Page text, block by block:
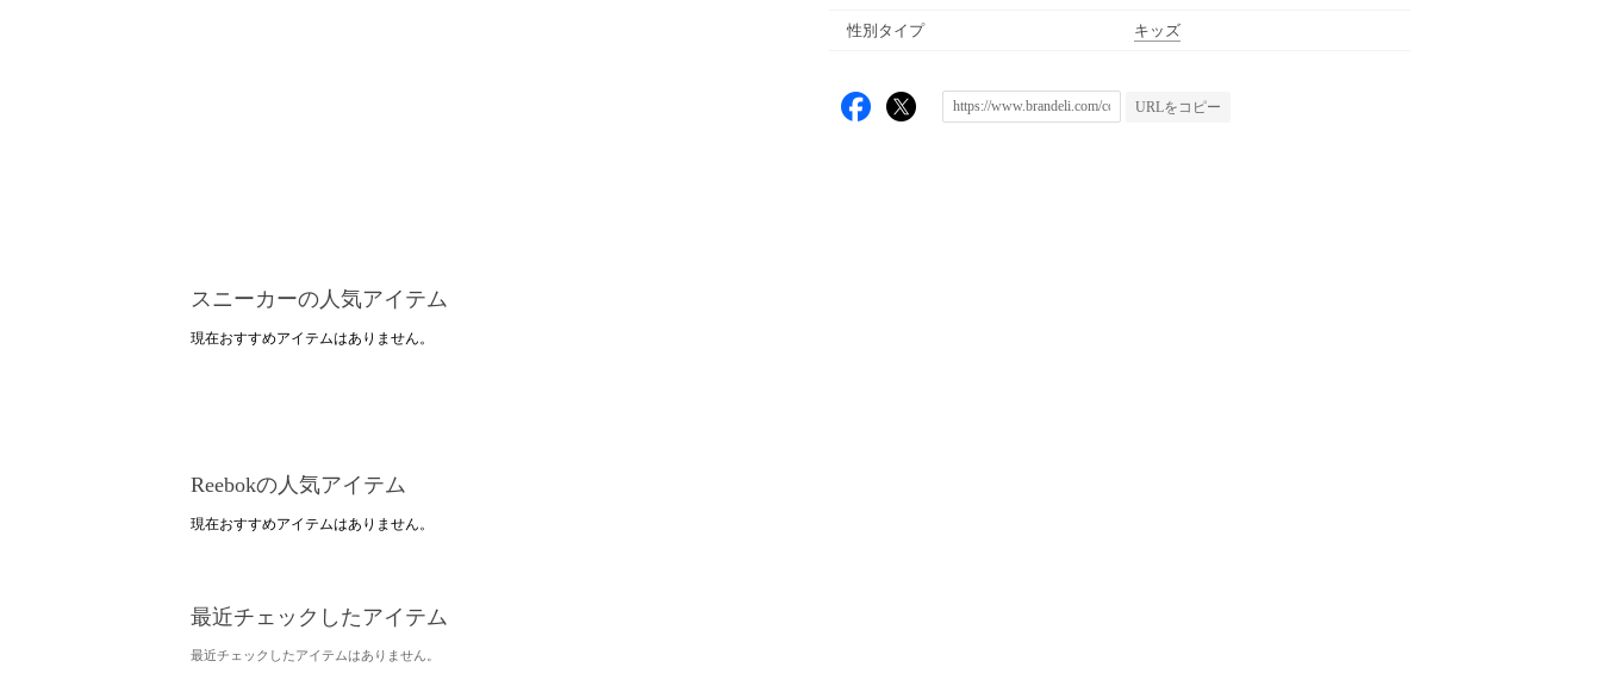
性別タイプ キッズ
URLをコピー
スニーカーの人気アイテム
現在おすすめアイテムはありません。
Reebokの人気アイテム
現在おすすめアイテムはありません。
最近チェックしたアイテム
最近チェックしたアイテムはありません。